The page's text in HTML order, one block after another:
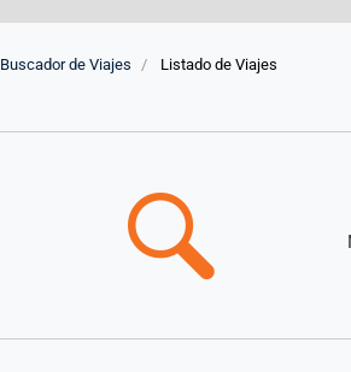
Buscador de Viajes Listado de Viajes